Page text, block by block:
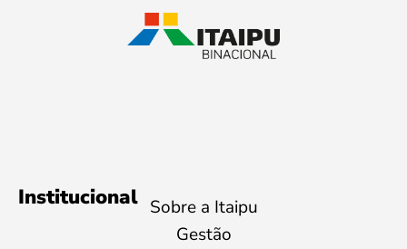
Institucional Sobre a Itaipu
Gestão